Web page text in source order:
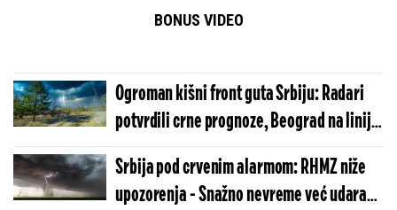
BONUS VIDEO
Ogroman kišni front guta Srbiju: Radari
potvrdili crne prognoze, Beograd na liniji
udara za par sati!
Srbija pod crvenim alarmom: RHMZ niže
upozorenja - Snažno nevreme već udara